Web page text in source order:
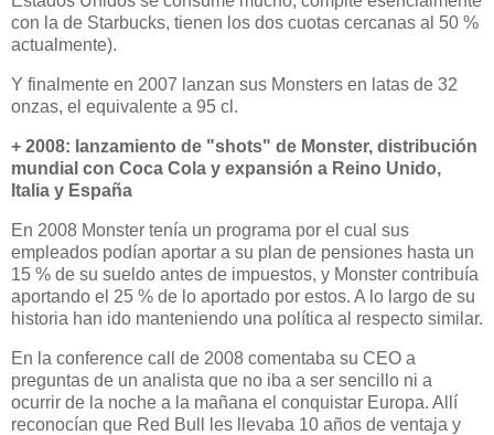
con la de Starbucks, tienen los dos cuotas cercanas al 50 %
actualmente).
Y finalmente en 2007 lanzan sus Monsters en latas de 32
onzas, el equivalente a 95 cl.
+ 2008: lanzamiento de "shots" de Monster, distribución
mundial con Coca Cola y expansión a Reino Unido,
Italia y España
En 2008 Monster tenía un programa por el cual sus
empleados podían aportar a su plan de pensiones hasta un
15 % de su sueldo antes de impuestos, y Monster contribuía
aportando el 25 % de lo aportado por estos. A lo largo de su
historia han ido manteniendo una política al respecto similar.
En la conference call de 2008 comentaba su CEO a
preguntas de un analista que no iba a ser sencillo ni a
ocurrir de la noche a la mañana el conquistar Europa. Allí
reconocían que Red Bull les llevaba 10 años de ventaja y